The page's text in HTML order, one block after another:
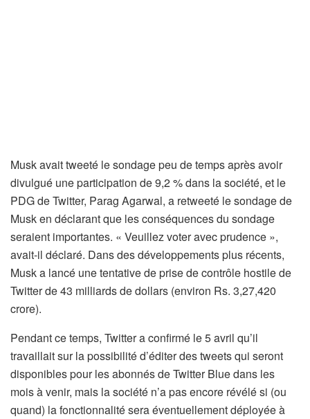
Musk avait tweeté le sondage peu de temps après avoir
divulgué une participation de 9,2 % dans la société, et le
PDG de Twitter, Parag Agarwal, a retweeté le sondage de
Musk en déclarant que les conséquences du sondage
seraient importantes. « Veuillez voter avec prudence »,
avait-il déclaré. Dans des développements plus récents,
Musk a lancé une tentative de prise de contrôle hostile de
Twitter de 43 milliards de dollars (environ Rs. 3,27,420
crore).
Pendant ce temps, Twitter a confirmé le 5 avril qu’il
travaillait sur la possibilité d’éditer des tweets qui seront
disponibles pour les abonnés de Twitter Blue dans les
mois à venir, mais la société n’a pas encore révélé si (ou
quand) la fonctionnalité sera éventuellement déployée à